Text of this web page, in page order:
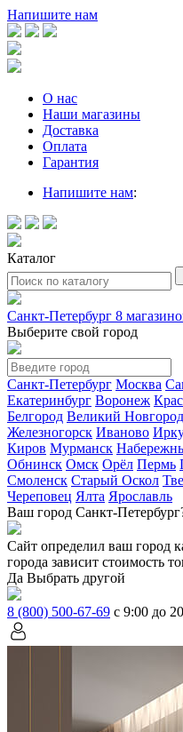
Напишите нам
О нас
Наши магазины
Доставка
Оплата
Гарантия
Напишите нам:
Каталог
Санкт-Петербург 8
Выберите свой город
Санкт-Петербург Москва
Екатеринбург Воронеж
Белгород Великий Новгород
Железногорск Иваново
Киров Мурманск
Обнинск Омск Орёл Пермь
Смоленск Старый Оскол
Череповец Ялта Ярославль
Ваш город Санкт-
Сайт определил ваш город
города зависит стоимость
Да Выбрать другой
8 (800) 500-67-69 с 9:00 до